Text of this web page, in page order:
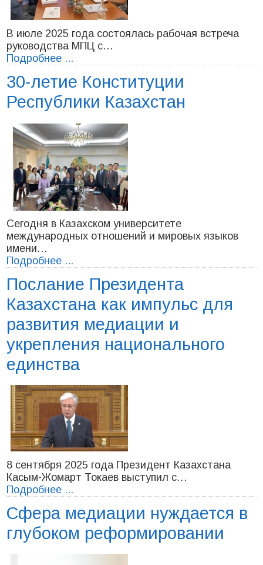
В июле 2025 года состоялась рабочая встреча
руководства МПЦ с…
Подробнее ...
30-летие Конституции
Республики Казахстан
Сегодня в Казахском университете
международных отношений и мировых языков
имени…
Подробнее ...
Послание Президента
Казахстана как импульс для
развития медиации и
укрепления национального
единства
8 сентября 2025 года Президент Казахстана
Касым-Жомарт Токаев выступил с…
Подробнее ...
Сфера медиации нуждается в
глубоком реформировании